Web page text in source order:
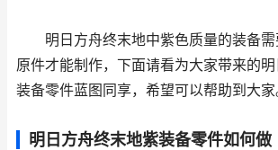
明日方舟终末地中紫色质量的装备需
原件才能制作，下面请看为大家带来的
装备零件蓝图同享，希望可以帮助到大家
明日方舟终末地紫装备零件如何做